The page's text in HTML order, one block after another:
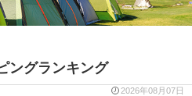
ングランキング
2026年08月07日